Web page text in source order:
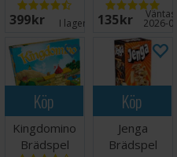
5399 SEK I lager: 11
135 SEK 2026-
Köp
Kingdomino
Brädspel
Köp
Jenga
Brädspel